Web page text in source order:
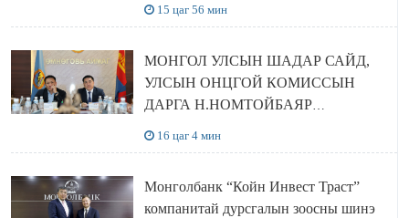
15 цаг 56 мин
МОНГОЛ УЛСЫН ШАДАР САЙД,
УЛСЫН ОНЦГОЙ КОМИССЫН
ДАРГА Н.НОМТОЙБАЯР
16 цаг 4 мин
Монголбанк “Койн Инвест Траст”
компанитай дурсгалын зоосны шинэ